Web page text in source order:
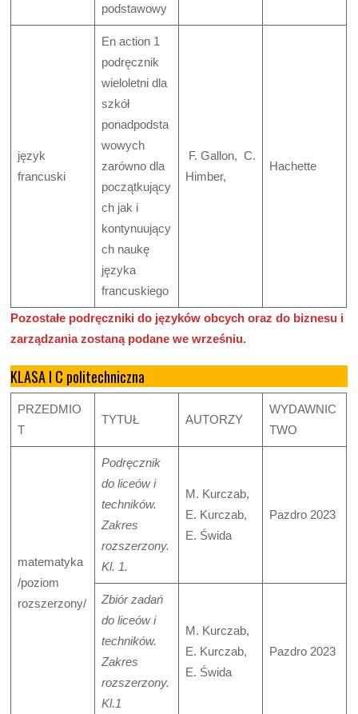
podstawowy
język
francuski
En action 1
podręcznik
wieloletni dla
szkół
ponadpodsta
wowych
zarówno dla
początkujący
ch jak i
kontynuujący
ch naukę
języka
francuskiego
F. Gallon, C.
Himber,
Hachette
Pozostałe podręczniki do języków obcych oraz do biznesu i
zarządzania zostaną podane we wrześniu.
KLASA I C politechniczna
PRZEDMIO
T
TYTUŁ AUTORZY
WYDAWNIC
TWO
matematyka
/poziom
rozszerzony/
Podręcznik
do liceów i
techników.
Zakres
rozszerzony.
Kl. 1.
M. Kurczab,
E. Kurczab,
E. Świda
Pazdro 2023
Zbiór zadań
do liceów i
techników.
Zakres
rozszerzony.
Kl.1
M. Kurczab,
E. Kurczab,
E. Świda
Pazdro 2023